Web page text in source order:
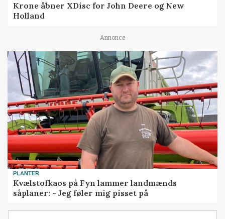
Krone åbner XDisc for John Deere og New
Holland
Annonce
PLANTER
Kvælstofkaos på Fyn lammer landmænds
såplaner: - Jeg føler mig pisset på